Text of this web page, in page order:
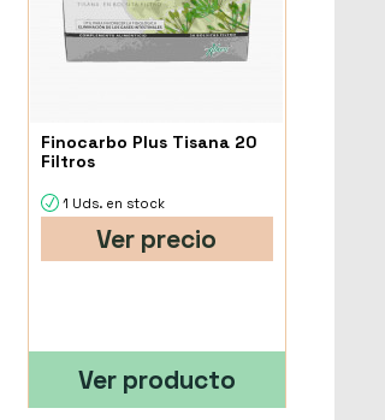
Finocarbo Plus Tisana 20
Filtros
1 Uds. en stock
Ver precio
Ver producto